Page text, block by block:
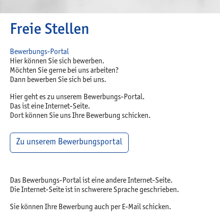
Freie Stellen
Bewerbungs-Portal
Hier können Sie sich bewerben.
Möchten Sie gerne bei uns arbeiten?
Dann bewerben Sie sich bei uns.
Hier geht es zu unserem Bewerbungs-Portal.
Das ist eine Internet-Seite.
Dort können Sie uns Ihre Bewerbung schicken.
Zu unserem Bewerbungsportal
Das Bewerbungs-Portal ist eine andere Internet-Seite.
Die Internet-Seite ist in schwerere Sprache geschrieben.
Sie können Ihre Bewerbung auch per E-Mail schicken.